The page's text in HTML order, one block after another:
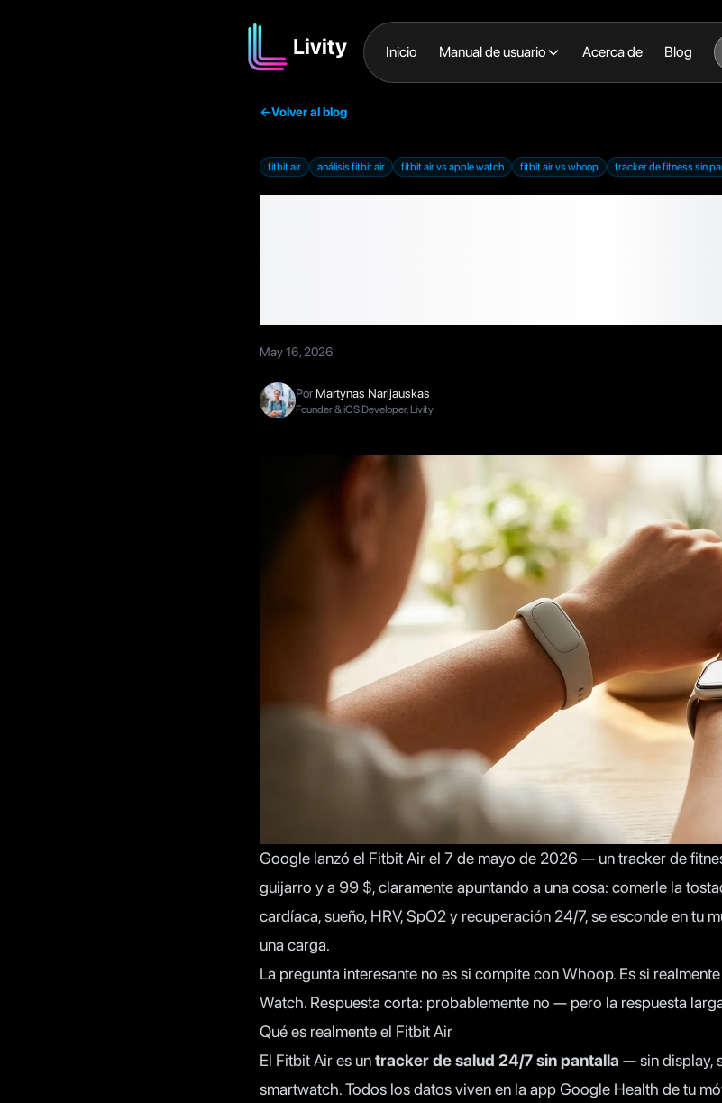
Livity Inicio Manual de usuario Acerca de Blog
←Volver al blog
fitbit air análisis fitbit air fitbit air vs apple watch fitbit air vs whoop tracker de fitness sin
May 16, 2026
Por Martynas Narijauskas
Founder & iOS Developer, Livity
Google lanzó el Fitbit Air el 7 de mayo de 2026 — un tracker de
guijarro y a 99 $, claramente apuntando a una cosa: comerle la
cardíaca, sueño, HRV, SpO2 y recuperación 24/7, se esconde en tu
una carga.
La pregunta interesante no es si compite con Whoop. Es si
Watch. Respuesta corta: probablemente no — pero la respuesta
Qué es realmente el Fitbit Air
El Fitbit Air es untracker de salud 24/7 sin pantalla — sin display,
smartwatch. Todos los datos viven en la app Google Health de tu